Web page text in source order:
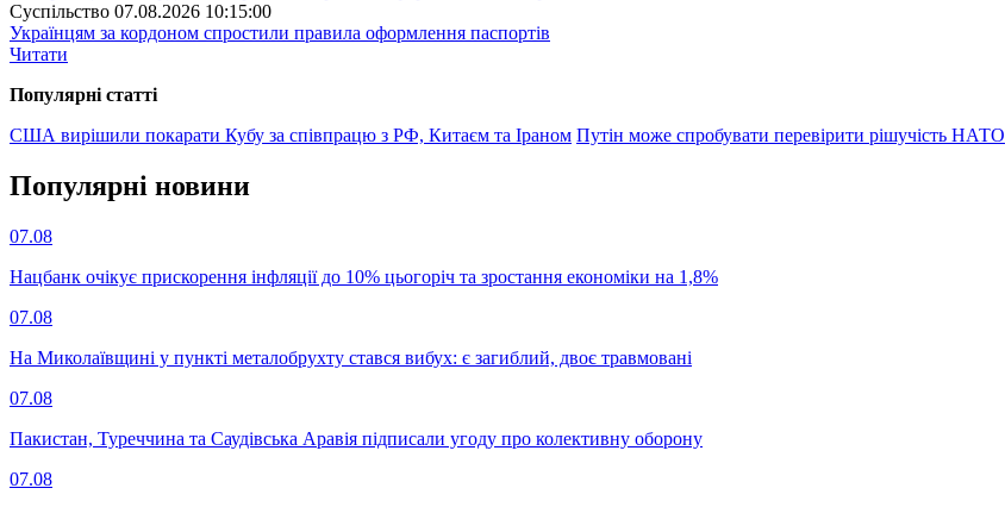
Суспiльство 07.08.2026 10:15:00
Українцям за кордоном спростили правила оформлення паспортів
Читати
Популярнi статтi
США вирішили покарати Кубу за співпрацю з РФ, Китаєм та Іраном Путін може спробувати перевірити рішучість НАТО
Популярнi новини
07.08
Нацбанк очікує прискорення інфляції до 10% цьогоріч та зростання економіки на 1,8%
07.08
На Миколаївщині у пункті металобрухту стався вибух: є загиблий, двоє травмовані
07.08
Пакистан, Туреччина та Саудівська Аравія підписали угоду про колективну оборону
07.08